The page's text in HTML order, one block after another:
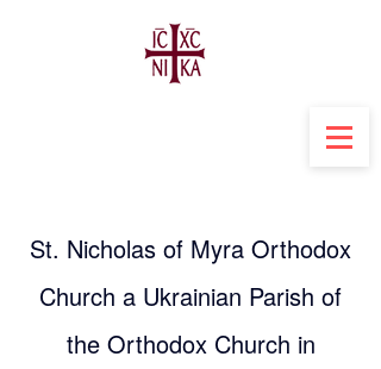
St. Nicholas of Myra Orthodox
Church a Ukrainian Parish of
the Orthodox Church in